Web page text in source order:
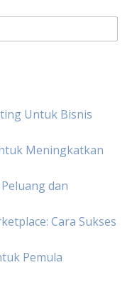
Untuk Bisnis
Meningkatkan
dan
Cara Sukses
Pemula